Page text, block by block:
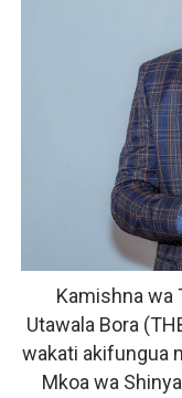
Kamishna wa
Utawala Bora
wakati akifungua
Mkoa wa